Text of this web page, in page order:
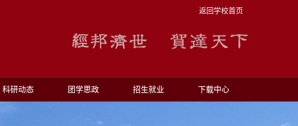
返回学校首页
科研动态 团学思政 招生就业 下载中心